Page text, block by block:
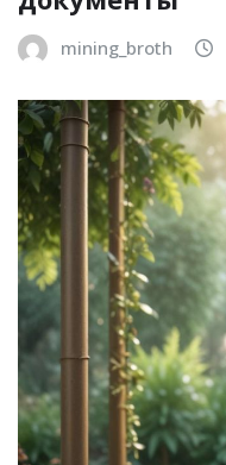
mining_broth